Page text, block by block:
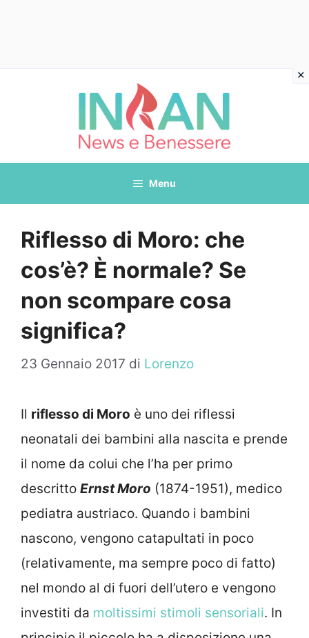
Menu
Riflesso di Moro: che
cos’è? È normale? Se
non scompare cosa
significa?
23 Gennaio 2017 di Lorenzo
Il riflesso di Moro è uno dei riflessi
neonatali dei bambini alla nascita e prende
il nome da colui che l’ha per primo
descritto Ernst Moro (1874-1951), medico
pediatra austriaco. Quando i bambini
nascono, vengono catapultati in poco
(relativamente, ma sempre poco di fatto)
nel mondo al di fuori dell’utero e vengono
investiti da moltissimi stimoli sensoriali. In